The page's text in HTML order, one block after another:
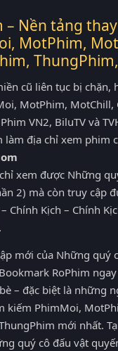
– Nền tảng
MotPhim,
cũ liên tục bị chặn,
MotPhim, MotChill,
VN2, BiluTV và
làm địa chỉ xem phim
xem được Những
2) mà còn truy cập
Chính Kịch – Chính
mới của Những quý
RoPhim
– đặc biệt là những
kiếm PhimMoi,
mới nhất.
quý cô đấu vật